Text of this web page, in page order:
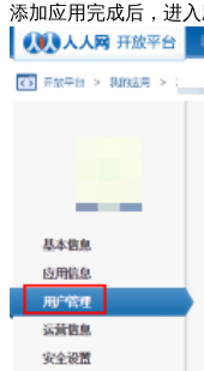
添加应用完成后，进